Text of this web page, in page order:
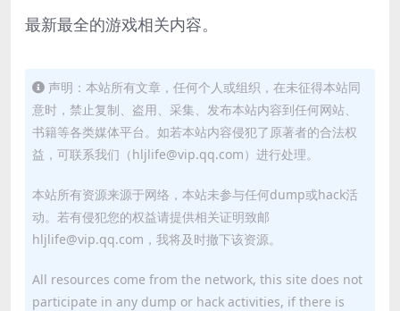
最新最全的游戏相关内容。
声明：本站所有文章，任何个人或组织，在未征得本站同
意时，禁止复制、盗用、采集、发布本站内容到任何网站、
书籍等各类媒体平台。如若本站内容侵犯了原著者的合法权
益，可联系我们（hljlife@vip.qq.com）进行处理。
本站所有资源来源于网络，本站未参与任何dump或hack活
动。若有侵犯您的权益请提供相关证明致邮
hljlife@vip.qq.com，我将及时撤下该资源。
All resources come from the network, this site does not
participate in any dump or hack activities, if there is